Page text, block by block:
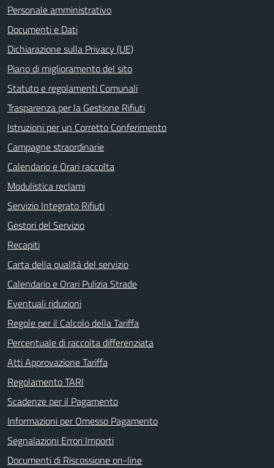
Personale amministrativo
Documenti e Dati
Dichiarazione sulla Privacy (UE)
Piano di miglioramento del sito
Statuto e regolamenti Comunali
Trasparenza per la Gestione Rifiuti
Istruzioni per un Corretto Conferimento
Campagne straordinarie
Calendario e Orari raccolta
Modulistica reclami
Servizio Integrato Rifiuti
Gestori del Servizio
Recapiti
Carta della qualità del servizio
Calendario e Orari Pulizia Strade
Eventuali riduzioni
Regole per il Calcolo della Tariffa
Percentuale di raccolta differenziata
Atti Approvazione Tariffa
Regolamento TARI
Scadenze per il Pagamento
Informazioni per Omesso Pagamento
Segnalazioni Errori Importi
Documenti di Riscossione on-line